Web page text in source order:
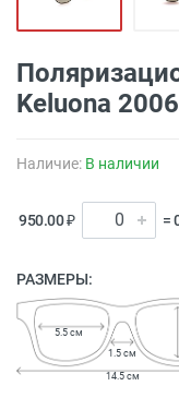
Keluona
Наличие: В наличии
950.00 ₽ =
РАЗМЕРЫ:
1.5 см
5.5 см
14.5 см